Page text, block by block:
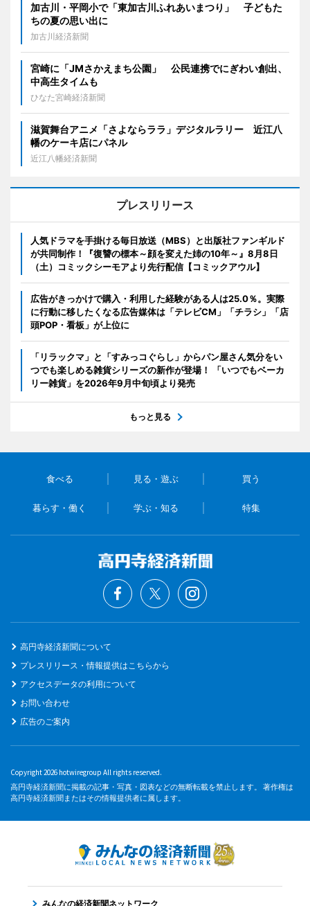
加古川・平岡小で「東加古川ふれあいまつり」 子どもた
ちの夏の思い出に
加古川経済新聞
宮崎に「JMさかえまち公園」 公民連携でにぎわい創出、
中高生タイムも
ひなた宮崎経済新聞
滋賀舞台アニメ「さよならララ」デジタルラリー 近江八
幡のケーキ店にパネル
近江八幡経済新聞
プレスリリース
人気ドラマを手掛ける毎日放送（MBS）と出版社ファンギルド
が共同制作！『復讐の標本～顔を変えた姉の10年～』8月8日
（土）コミックシーモアより先行配信【コミックアウル】
広告がきっかけで購入・利用した経験がある人は25.0％。実際
に行動に移したくなる広告媒体は「テレビCM」「チラシ」「店
頭POP・看板」が上位に
「リラックマ」と「すみっコぐらし」からパン屋さん気分をい
つでも楽しめる雑貨シリーズの新作が登場！ 「いつでもベーカ
リー雑貨」を2026年9月中旬頃より発売
もっと見る
食べる 見る・遊ぶ 買う
暮らす・働く 学ぶ・知る 特集
高円寺経済新聞について
プレスリリース・情報提供はこちらから
アクセスデータの利用について
お問い合わせ
広告のご案内
Copyright 2026 hotwiregroup All rights reserved.
高円寺経済新聞に掲載の記事・写真・図表などの無断転載を禁止します。 著作権は
高円寺経済新聞またはその情報提供者に属します。
みんなの経済新聞ネットワーク